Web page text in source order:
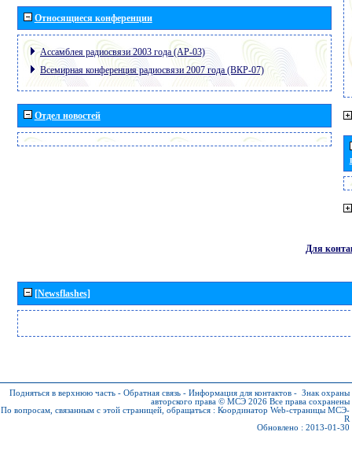
Относящиеся конференции
Ассамблея радиосвязи 2003 года (АР-03)
Всемирная конференция радиосвязи 2007 года (ВКР-07)
Отдел новостей
Для
[Newsflashes]
Подняться в верхнюю часть - Обратная связь - Информация для контактов - Знак охраны
авторского права © МСЭ 2026 Все права сохранены
По вопросам, связанным с этой страницей, обращаться : Координатор Web-страницы МСЭ-
R
Обновлено : 2013-01-30